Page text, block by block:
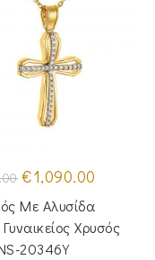
Original
price
was:
€1,290.00.
€1,090.00
είναι:
€1,090.00.
Mε Aλυσίδα
Χρυσός
20346Y